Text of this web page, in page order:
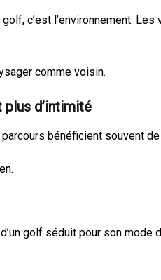
golf, c’est l’environnement.
comme voisin.
plus d’intimité
bénéficient souvent
golf séduit pour son